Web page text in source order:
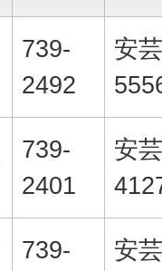
739-
2492
安
739-
2401
安
739-
安